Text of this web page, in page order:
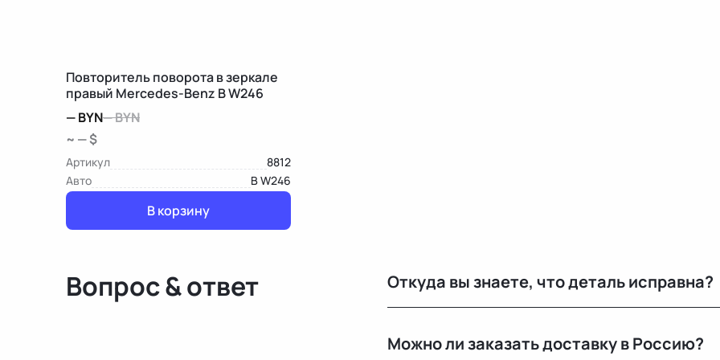
Повторитель поворота в зеркале
правый Mercedes-Benz B W246
—BYN—BYN
~ — $
Артикул
8812
Авто
B W246
В корзину
Вопрос & ответ Откуда вы знаете, что деталь исправна?
продажей.
Можно ли заказать доставку в Россию?